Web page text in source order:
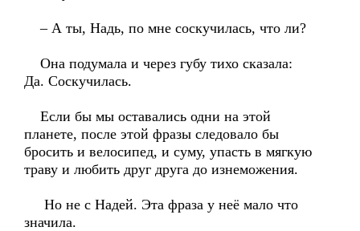
– А ты, Надь, по мне соскучилась, что ли?
Она подумала и через губу тихо сказала:
Да. Соскучилась.
Если бы мы оставались одни на этой
планете, после этой фразы следовало бы
бросить и велосипед, и суму, упасть в мягкую
траву и любить друг друга до изнеможения.
Но не с Надей. Эта фраза у неё мало что
значила.